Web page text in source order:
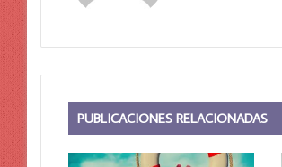
PUBLICACIONES RELACIONADAS